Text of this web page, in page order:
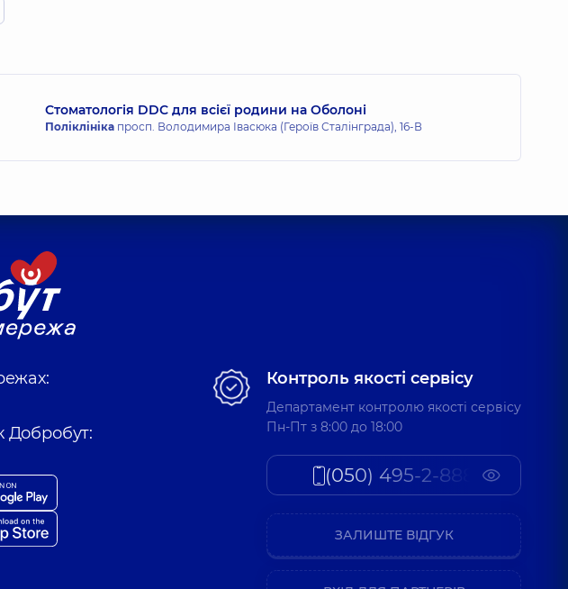
Орлова Наталя Анатоліївна
Стоматолог-ортодонт, гнатолог, 25 років досвіду
Ступачинська Каріна Ярославівна
Суворова Тамара Валеріївна
Стоматолог-терапевт,
Стоматолог-ортопед,
Охріменко Олександр Іванович
Стоматологія DDC для всієї родини на Оболоні
Поліклініка просп. Володимира Івасюка (Героїв Сталінграда), 16-В
Добробут:
Контроль якості сервісу
Департамент контролю якості сервісу
Пн-Пт з 8:00 до 18:00
(050) 495-2-888
ЗАЛИШТЕ ВІДГУК